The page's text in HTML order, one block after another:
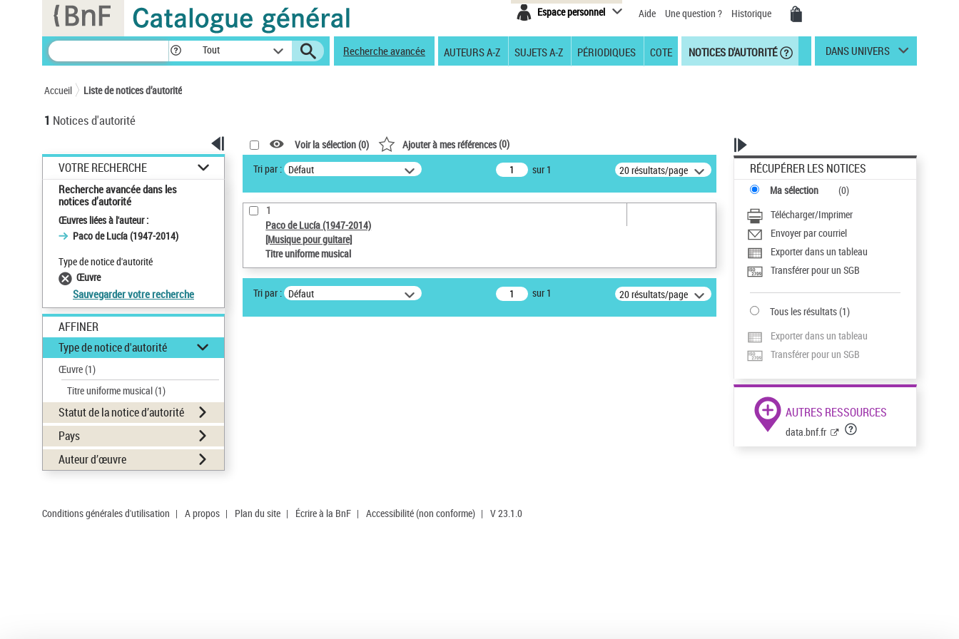
Espace personnel Aide Une question ? Historique
Tout Recherche avancée AUTEURS A-Z SUJETS A-Z PÉRIODIQUES COTE NOTICES D'AUTORITÉ DANS UNIVERS
Accueil Liste de notices d’autorité
1 Notices d'autorité
VOTRE RECHERCHE
Recherche avancée dans les
notices d’autorité
Œuvres liées à l'auteur :
Paco de Lucía (1947-2014)
Type de notice d'autorité
Œuvre
Sauvegarder votre recherche
AFFINER
Type de notice d'autorité
Œuvre(1)
Titre uniforme musical(1)
Statut de la notice d’autorité
Pays
Auteur d’œuvre
Voir la sélection (0) Ajouter à mes références(0)
Tri par : Défaut sur 1 20 résultats/page
1
Paco de Lucía (1947-2014)
[Musique pour guitare]
Titre uniforme musical
Tri par : Défaut sur 1 20 résultats/page
RÉCUPÉRER LES NOTICES
Ma sélection (0)
Télécharger/Imprimer
Envoyer par courriel
Exporter dans un tableau
Transférer pour un SGB
Tous les résultats(1)
Exporter dans un tableau
Transférer pour un SGB
AUTRES RESSOURCES
data.bnf.fr
Conditions générales d'utilisation | A propos | Plan du site | Écrire à la BnF | Accessibilité (non conforme) | V 23.1.0
Panneau de gestion des cookies